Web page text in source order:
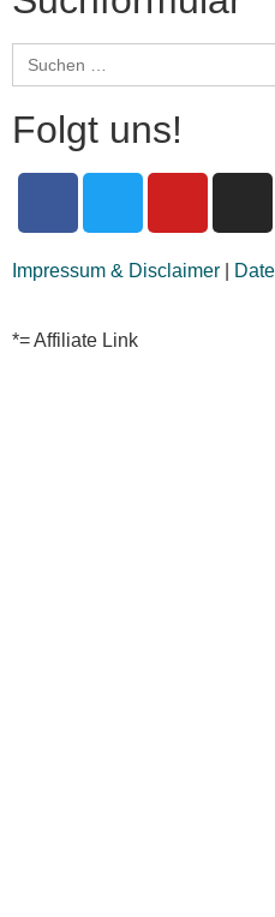
Search
for:
Folgt uns!
Impressum & Disclaimer
*= Affiliate Link